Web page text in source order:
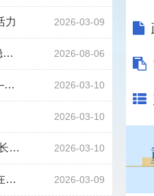
2026-03-09
力
2026-08-06
习近平经济思想指引中国经济高质量发展行稳致远
2026-03-10
听民意 汇民智|“今天的反馈很全面也很务实”——全国人大代表张雨霏与国家体育总局工作人员面对面
2026-03-10
2026-03-10
第二场部长通道 回应关切真抓实干（现场·部长通道）
2026-03-09
十四届全国人大四次会议在京开幕 习近平等在主席台就座